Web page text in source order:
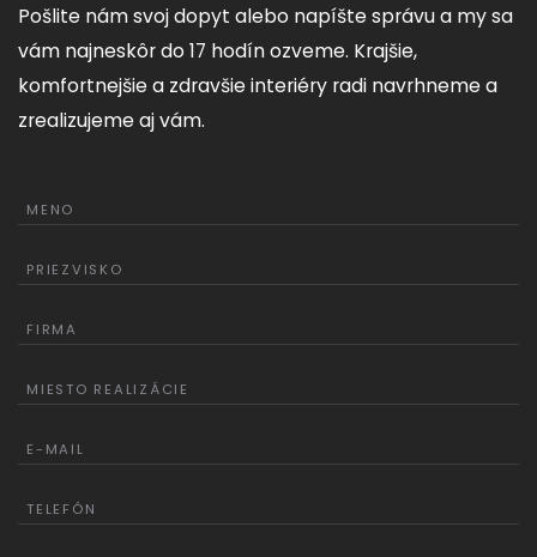
Pošlite nám svoj dopyt alebo napíšte správu a my sa
vám najneskôr do 17 hodín ozveme. Krajšie,
komfortnejšie a zdravšie interiéry radi navrhneme a
zrealizujeme aj vám.
MENO
PRIEZVISKO
FIRMA
MIESTO REALIZÁCIE
E-MAIL
TELEFÓN